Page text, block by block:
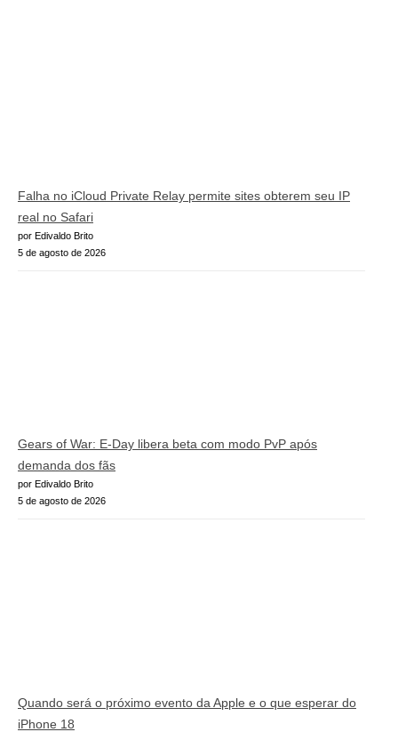
Falha no iCloud Private Relay permite sites obterem seu IP
real no Safari
por Edivaldo Brito
5 de agosto de 2026
Gears of War: E-Day libera beta com modo PvP após
demanda dos fãs
por Edivaldo Brito
5 de agosto de 2026
Quando será o próximo evento da Apple e o que esperar do
iPhone 18